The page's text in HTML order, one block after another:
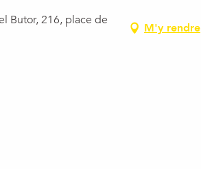
Butor, 216, place de
M'y rendre